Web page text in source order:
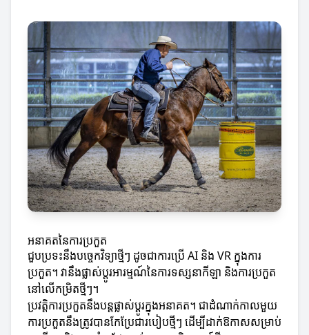
អនាគតនៃការប្រកួត
ជួបប្រទះនឹងបច្ចេកវិទ្យាថ្មីៗ ដូចជាការប្រើ AI និង VR ក្នុងការ
ប្រកួត។ វានឹងផ្លាស់ប្តូរអារម្មណ៍នៃការទស្សនាកីឡា និងការប្រកួត
នៅលើកម្រិតថ្មីៗ។
ប្រវត្តិការប្រកួតនឹងបន្តផ្លាស់ប្តូរក្នុងអនាគត។ ជាដំណាក់កាលមួយ
ការប្រកួតនឹងត្រូវបានកែប្រែជារបៀបថ្មីៗ ដើម្បីដាក់ឱកាសសម្រាប់